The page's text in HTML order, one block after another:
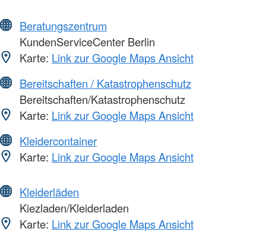
Beratungszentrum
KundenServiceCenter Berlin
Karte: Link zur Google Maps Ansicht
Bereitschaften / Katastrophenschutz
Bereitschaften/Katastrophenschutz
Karte: Link zur Google Maps Ansicht
Kleidercontainer
Karte: Link zur Google Maps Ansicht
Kleiderläden
Kiezladen/Kleiderladen
Karte: Link zur Google Maps Ansicht